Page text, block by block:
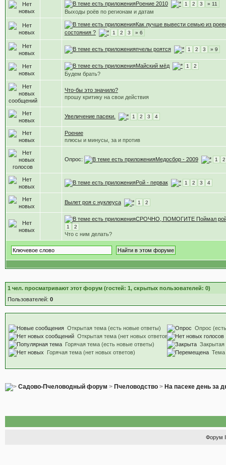
Роение 2010 1 2 3 » 11
Выходы роёв по регионам и датам
Как лучше вывести семью из
состояния ?
1 2 3 » 6
пчелы роятся 1 2 3 » 9
Майский мёд 1 2
Будем брать?
Что-бы это значило?
прошу критику на свои действия
Увеличение пасеки. 1 2 3 4
Роение
плюсы и минусы, за и против
Опрос: Медосбор - 2009 1 2
Рой - первак 1 2 3 4
Вылет роя с нуклеуса 1 2
СРОЧНО, ПОМОГИТЕ Поймал
1 2
Что с ним делать?
1 чел. просматривают этот форум (гостей: 1, скрытых пользователей: 0)
Пользователей: 0
Открытая тема (есть новые ответы)
Открытая тема (нет новых ответов)
Горячая тема (есть новые ответы)
Горячая тема (нет новых ответов)
Опрос
Закрытая
Тема
Садово-Пчеловодный форум > Пчеловодство> На пасеке день за
Форум